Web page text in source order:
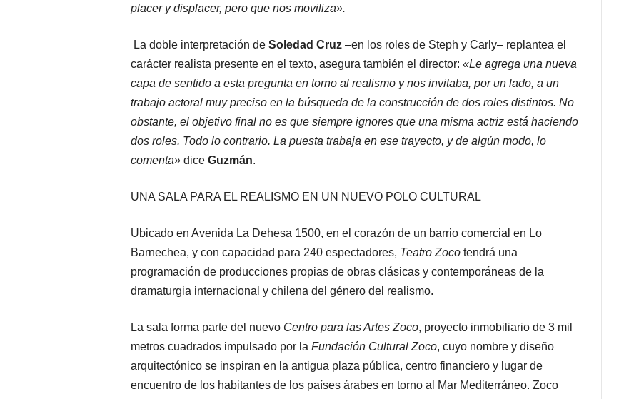
placer y displacer, pero que nos moviliza».
La doble interpretación de Soledad Cruz –en los roles de Steph y Carly– replantea el
carácter realista presente en el texto, asegura también el director: «Le agrega una nueva
capa de sentido a esta pregunta en torno al realismo y nos invitaba, por un lado, a un
trabajo actoral muy preciso en la búsqueda de la construcción de dos roles distintos. No
obstante, el objetivo final no es que siempre ignores que una misma actriz está haciendo
dos roles. Todo lo contrario. La puesta trabaja en ese trayecto, y de algún modo, lo
comenta» dice Guzmán.
UNA SALA PARA EL REALISMO EN UN NUEVO POLO CULTURAL
Ubicado en Avenida La Dehesa 1500, en el corazón de un barrio comercial en Lo
Barnechea, y con capacidad para 240 espectadores, Teatro Zocotendrá una
programación de producciones propias de obras clásicas y contemporáneas de la
dramaturgia internacional y chilena del género del realismo.
La sala forma parte del nuevo Centro para las Artes Zoco, proyecto inmobiliario de 3 mil
metros cuadrados impulsado por la Fundación Cultural Zoco, cuyo nombre y diseño
arquitectónico se inspiran en la antigua plaza pública, centro financiero y lugar de
encuentro de los habitantes de los países árabes en torno al Mar Mediterráneo. Zoco